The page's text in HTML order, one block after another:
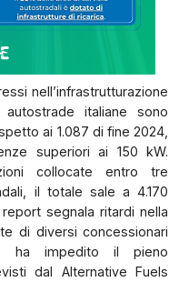
nell’infrastrutturazione
italiane sono
ai 1.087 di fine 2024,
superiori ai 150 kW.
collocate entro tre
il totale sale a 4.170
segnala ritardi nella
di diversi concessionari
ha impedito il pieno
dal Alternative Fuels